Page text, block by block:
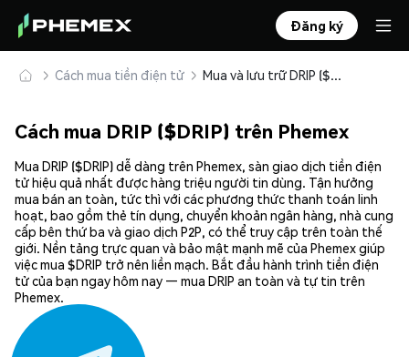
Đăng ký
Cách mua tiền điện tử Mua và lưu trữ DRIP ($DRIP) an toàn
Cách mua DRIP ($DRIP) trên Phemex
Mua DRIP ($DRIP) dễ dàng trên Phemex, sàn giao dịch tiền điện
tử hiệu quả nhất được hàng triệu người tin dùng. Tận hưởng
mua bán an toàn, tức thì với các phương thức thanh toán linh
hoạt, bao gồm thẻ tín dụng, chuyển khoản ngân hàng, nhà cung
cấp bên thứ ba và giao dịch P2P, có thể truy cập trên toàn thế
giới. Nền tảng trực quan và bảo mật mạnh mẽ của Phemex giúp
việc mua $DRIP trở nên liền mạch. Bắt đầu hành trình tiền điện
tử của bạn ngay hôm nay — mua DRIP an toàn và tự tin trên
Phemex.